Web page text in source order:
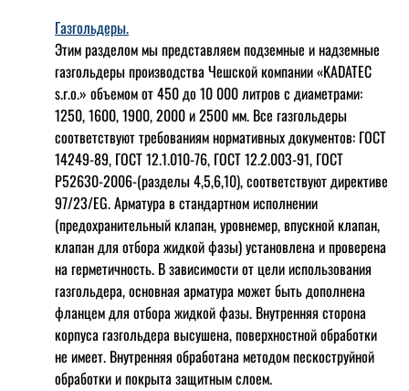
Газгольдеры.
Этим разделом мы представляем подземные и надземные
газгольдеры производства Чешской компании «KADATEC
s.r.o.» объемом от 450 до 10 000 литров с диаметрами:
1250, 1600, 1900, 2000 и 2500 мм. Все газгольдеры
соответствуют требованиям нормативных документов: ГОСТ
14249-89, ГОСТ 12.1.010-76, ГОСТ 12.2.003-91, ГОСТ
Р52630-2006-(разделы 4,5,6,10), соответствуют директиве
97/23/EG. Арматура в стандартном исполнении
(предохранительный клапан, уровнемер, впускной клапан,
клапан для отбора жидкой фазы) установлена и проверена
на герметичность. В зависимости от цели использования
газгольдера, основная арматура может быть дополнена
фланцем для отбора жидкой фазы. Внутренняя сторона
корпуса газгольдера высушена, поверхностной обработки
не имеет. Внутренняя обработана методом пескоструйной
обработки и покрыта защитным слоем.